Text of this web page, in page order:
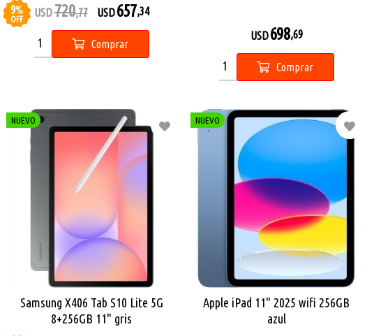
9%
OFF
USD720,77 USD657,34
Comprar
USD698,69
Comprar
NUEVO
Samsung X406 Tab S10 Lite 5G
8+256GB 11" gris
NUEVO
Apple iPad 11" 2025 wifi 256GB
azul